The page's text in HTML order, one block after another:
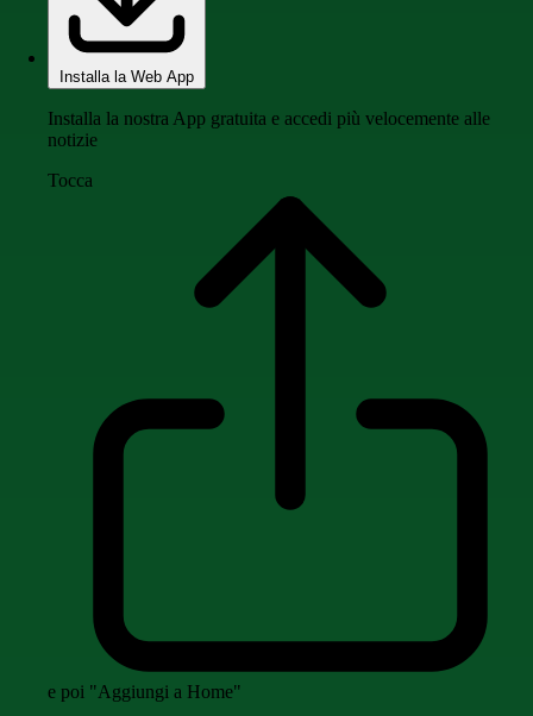
Installa la Web App
Installa la nostra App gratuita e accedi più velocemente alle
notizie
Tocca
e poi "Aggiungi a Home"